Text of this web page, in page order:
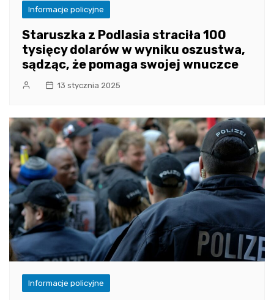
Informacje policyjne
Staruszka z Podlasia straciła 100
tysięcy dolarów w wyniku oszustwa,
sądząc, że pomaga swojej wnuczce
13 stycznia 2025
Informacje policyjne